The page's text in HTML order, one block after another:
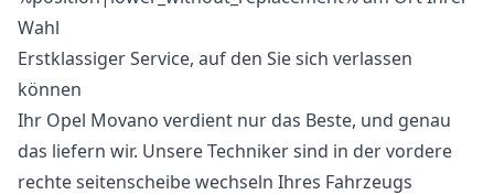
Erstklassiger Service, auf den Sie sich verlassen
können
Ihr Opel Movano verdient nur das Beste, und genau
das liefern wir. Unsere Techniker sind in der vordere
rechte seitenscheibe wechseln Ihres Fahrzeugs